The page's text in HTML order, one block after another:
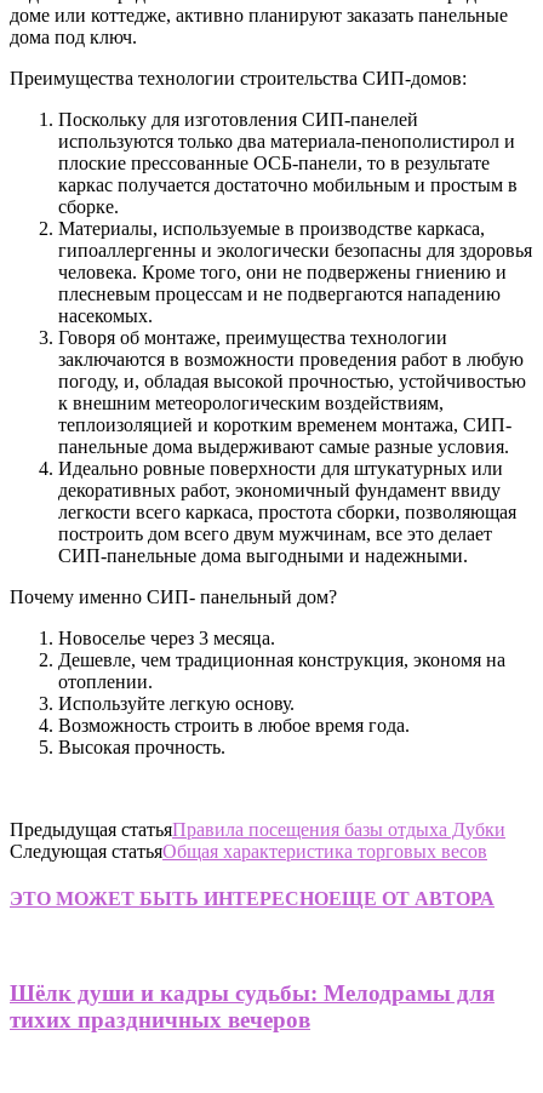
доме или коттедже, активно планируют заказать панельные
дома под ключ.
Преимущества технологии строительства СИП-домов:
Поскольку для изготовления СИП-панелей
используются только два материала-пенополистирол и
плоские прессованные ОСБ-панели, то в результате
каркас получается достаточно мобильным и простым в
сборке.
Материалы, используемые в производстве каркаса,
гипоаллергенны и экологически безопасны для здоровья
человека. Кроме того, они не подвержены гниению и
плесневым процессам и не подвергаются нападению
насекомых.
Говоря об монтаже, преимущества технологии
заключаются в возможности проведения работ в любую
погоду, и, обладая высокой прочностью, устойчивостью
к внешним метеорологическим воздействиям,
теплоизоляцией и коротким временем монтажа, СИП-
панельные дома выдерживают самые разные условия.
Идеально ровные поверхности для штукатурных или
декоративных работ, экономичный фундамент ввиду
легкости всего каркаса, простота сборки, позволяющая
построить дом всего двум мужчинам, все это делает
СИП-панельные дома выгодными и надежными.
Почему именно СИП- панельный дом?
Новоселье через 3 месяца.
Дешевле, чем традиционная конструкция, экономя на
отоплении.
Используйте легкую основу.
Возможность строить в любое время года.
Высокая прочность.
Предыдущая статьяПравила посещения базы отдыха Дубки
Следующая статьяОбщая характеристика торговых весов
ЭТО МОЖЕТ БЫТЬ ИНТЕРЕСНОЕЩЕ ОТ АВТОРА
Шёлк души и кадры судьбы: Мелодрамы для
тихих праздничных вечеров